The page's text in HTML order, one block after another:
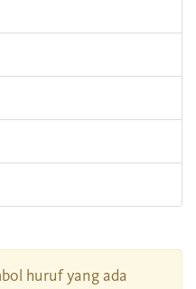
huruf yang ada